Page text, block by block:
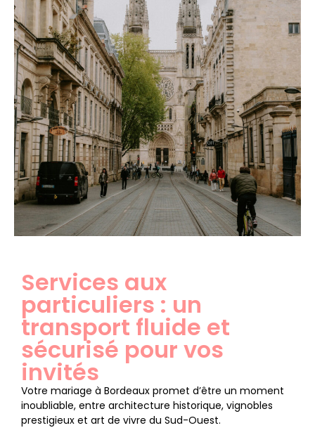
Services aux
particuliers : un
transport fluide et
sécurisé pour vos
invités
Votre mariage à Bordeaux promet d’être un moment
inoubliable, entre architecture historique, vignobles
prestigieux et art de vivre du Sud-Ouest.